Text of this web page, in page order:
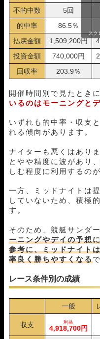
02月20日唐津10R
2-1-4
02月17日尼崎02R
02月12日浜名湖12R
02月10日住之江09R
1-2-3
02月06日若松08R
1-3-2
02月03日児島01R
2-1-4
02月01日大村07R
01月31日津03R
1-2-5
01月30日平和島03R
2-3-5
01月29日三国09R
1-2-3
01月24日下関03R
2-1-3
01月23日江戸川04R
1-4-2
01月20日大村07R
3-1-2
01月19日多摩川04R
2-1-5
01月15日下関12R
1-3-2
01月06日びわこ02R
1-4-5
12月26日びわこ05R
1-4-2
12月25日浜名湖08R
4-1-2
12月16日蒲郡08R
2-1-6
12月13日丸亀03R
3-2-1
12月12日住之江07R
12月11日びわこ06R
1-6-4
12月04日下関07R
12月01日戸田05R
1-4-3
不的中数
5回
的中率
86.5％
払戻金額
1,509,200円
投資金額
740,000円
回収率
203.9％
スク
開催時間別で見たときに
いるのはモーニングと
いずれも的中率・収支
れる傾向があります。
ナイターも悪くはあり
とやや精度に波があり
しむ程度に利用するの
一方、ミッドナイトは
していないため、積極
す。
そのため、競艇サンダ
ーニングやデイの予想
参考に、ミッドナイト
率良く勝ちやすくなる
レース条件別の成績
一般
収支 利益
4,918,700円